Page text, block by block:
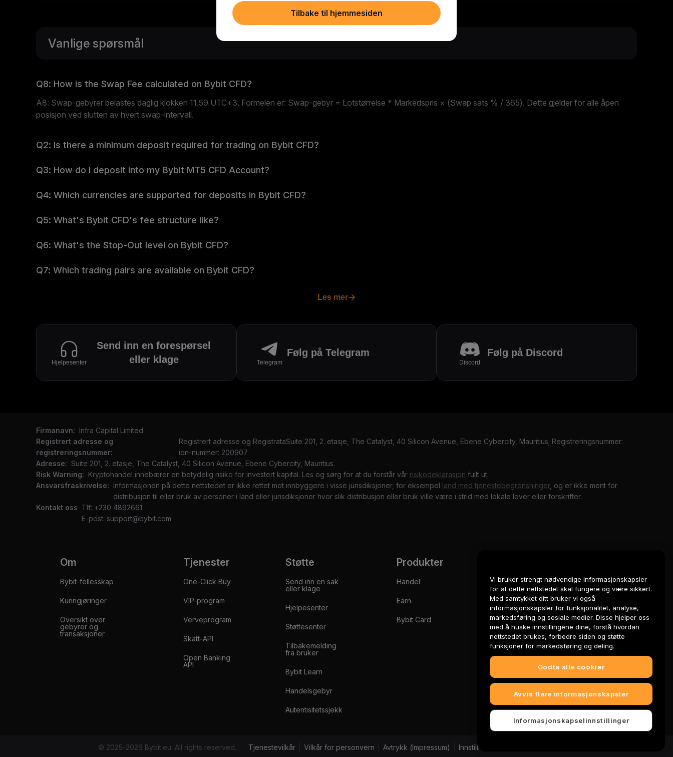
Tilbake til hjemmesiden
Vanlige spørsmål
Q8: How is the Swap Fee calculated on Bybit CFD?
A8: Swap-gebyrer belastes daglig klokken 11.59 UTC+3. Formelen er: Swap-gebyr = Lotstørrelse * Markedspris × (Swap sats % / 365). Dette gjelder for alle åpen
posisjon ved slutten av hvert swap-intervall.
Q2: Is there a minimum deposit required for trading on Bybit CFD?
Q3: How do I deposit into my Bybit MT5 CFD Account?
Q4: Which currencies are supported for deposits in Bybit CFD?
Q5: What's Bybit CFD's fee structure like?
Q6: What's the Stop-Out level on Bybit CFD?
Q7: Which trading pairs are available on Bybit CFD?
Les mer
Hjelpesenter
Send inn en forespørsel
eller klage
Telegram
Følg på Telegram
Discord
Følg på Discord
Firmanavn: Infra Capital Limited
Registrert adresse og
registreringsnummer:
Registrert adresse og RegistrataSuite 201, 2. etasje, The Catalyst, 40 Silicon Avenue, Ebene Cybercity, Mauritius; Registreringsnummer:
ion-nummer: 200907
Adresse: Suite 201, 2. etasje, The Catalyst, 40 Silicon Avenue, Ebene Cybercity, Mauritius.
Risk Warning: Kryptohandel innebærer en betydelig risiko for investert kapital. Les og sørg for at du forstår vår risikodeklarasjon fullt ut.
Ansvarsfraskrivelse: Informasjonen på dette nettstedet er ikke rettet mot innbyggere i visse jurisdiksjoner, for eksempel land med tjenestebegrensninger, og er ikke ment for
distribusjon til eller bruk av personer i land eller jurisdiksjoner hvor slik distribusjon eller bruk ville være i strid med lokale lover eller forskrifter.
Kontakt oss Tlf: +230 4892661
E-post: support@bybit.com
Om
Bybit-fellesskap
Kunngjøringer
Oversikt over
gebyrer og
transaksjoner
Tjenester
One-Click Buy
VIP-program
Verveprogram
Skatt-API
Open Banking
API
Støtte
Send inn en sak
eller klage
Hjelpesenter
Støttesenter
Tilbakemelding
fra bruker
Bybit Learn
Handelsgebyr
Autentisitetssjekk
Produkter
Handel
Earn
Bybit Card
Retningslinjer for
interessekonflikter
Sammendrag av retningslinjene for
oppbevaring og administrasjon
ESG-informasjon
Crypto-Asset White Papers
© 2025-2026 Bybit.eu. All rights reserved. Tjenestevilkår Vilkår for personvern Avtrykk (Impressum) Innstillinger for informasjonskapsler
Vi bruker strengt nødvendige informasjonskapsler
for at dette nettstedet skal fungere og være sikkert.
Med samtykket ditt bruker vi også
informasjonskapsler for funksjonalitet, analyse,
markedsføring og sosiale medier. Disse hjelper oss
med å huske innstillingene dine, forstå hvordan
nettstedet brukes, forbedre siden og støtte
funksjoner for markedsføring og deling.
Godta alle cookier
Avvis flere informasjonskapsler
Informasjonskapselinnstillinger